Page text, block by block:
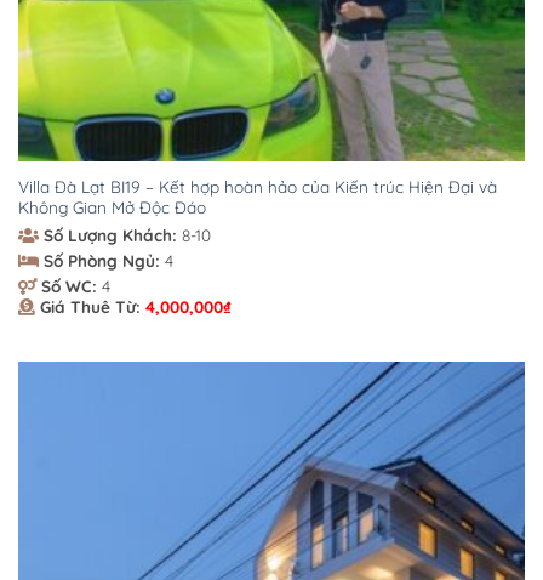
Villa Đà Lạt BI19 – Kết hợp hoàn hảo của Kiến trúc Hiện Đại và
Không Gian Mở Độc Đáo
Số Lượng Khách: 8-10
Số Phòng Ngủ: 4
Số WC: 4
Giá Thuê Từ: 4,000,000₫